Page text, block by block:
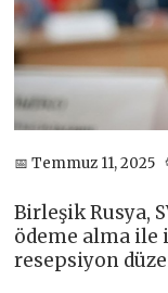
📅 Temmuz 11, 2025
Birleşik Rusya,
ödeme alma
resepsiyon